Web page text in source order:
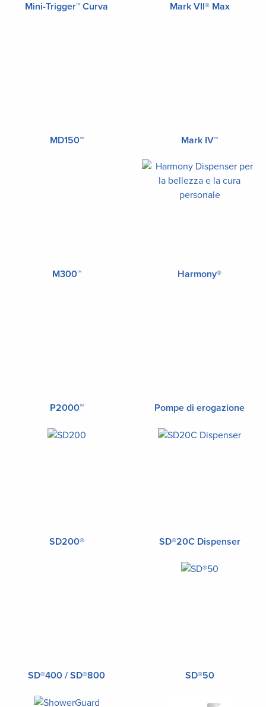
Mini-Trigger™ Curva Mark VII® Max
MD150™ Mark IV™
M300™ Harmony®
P2000™ Pompe di erogazione
SD200® SD®20C Dispenser
SD®400 / SD®800 SD®50